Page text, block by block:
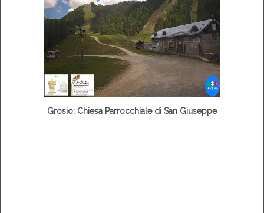
Grosio: Chiesa Parrocchiale di San Giuseppe